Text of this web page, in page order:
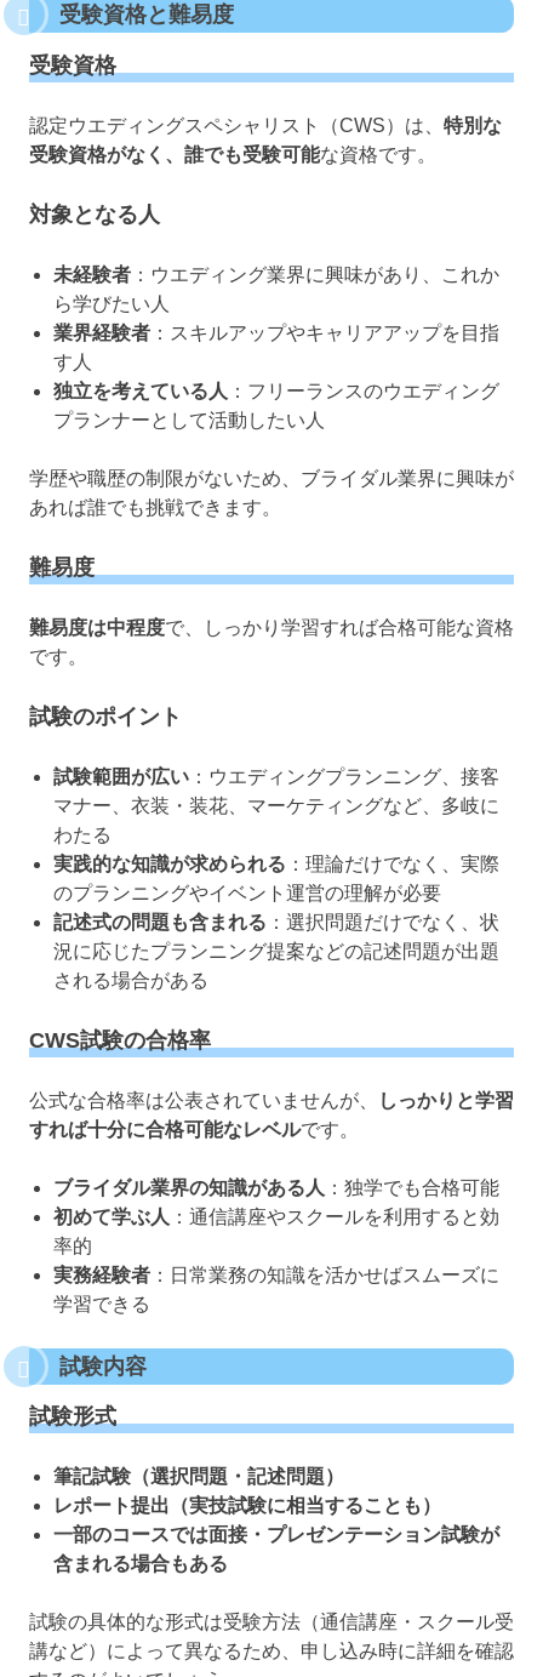
受験資格と難易度
受験資格
認定ウエディングスペシャリスト（CWS）は、 特別な
受験資格がなく、誰でも受験可能な資格です。
対象となる人
未経験者 ：ウエディング業界に興味があり、これか
ら学びたい人
業界経験者 ：スキルアップやキャリアアップを目指
す人
独立を考えている人 ：フリーランスのウエディング
プランナーとして活動したい人
学歴や職歴の制限がないため、ブライダル業界に興味が
あれば誰でも挑戦できます。
難易度
難易度は中程度で、しっかり学習すれば合格可能な資格
です。
試験のポイント
試験範囲が広い ：ウエディングプランニング、接客
マナー、衣装・装花、マーケティングなど、多岐に
わたる
実践的な知識が求められる ：理論だけでなく、実際
のプランニングやイベント運営の理解が必要
記述式の問題も含まれる ：選択問題だけでなく、状
況に応じたプランニング提案などの記述問題が出題
される場合がある
CWS試験の合格率
公式な合格率は公表されていませんが、
しっかりと学習
すれば十分に合格可能なレベルです。
ブライダル業界の知識がある人 ：独学でも合格可能
初めて学ぶ人 ：通信講座やスクールを利用すると効
率的
実務経験者 ：日常業務の知識を活かせばスムーズに
学習できる
試験内容
試験形式
筆記試験（選択問題・記述問題）
レポート提出（実技試験に相当することも）
一部のコースでは面接・プレゼンテーション試験が
含まれる場合もある
試験の具体的な形式は受験方法（通信講座・スクール受
講など）によって異なるため、申し込み時に詳細を確認